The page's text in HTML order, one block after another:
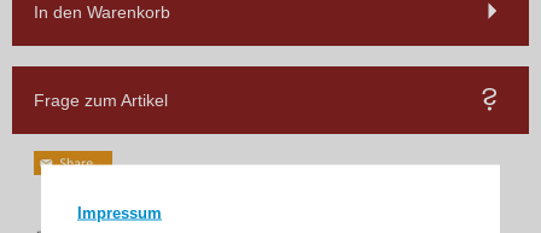
Impressum
In den Warenkorb
Frage zum Artikel
Top